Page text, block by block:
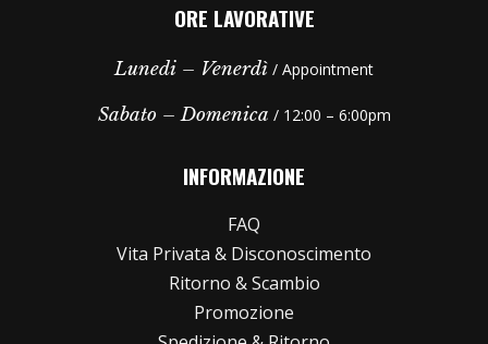
ORE LAVORATIVE
Lunedi – Venerdì / Appointment
Sabato – Domenica / 12:00 – 6:00pm
INFORMAZIONE
FAQ
Vita Privata & Disconoscimento
Ritorno & Scambio
Promozione